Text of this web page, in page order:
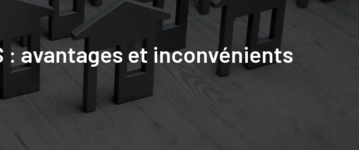
: avantages et inconvénients